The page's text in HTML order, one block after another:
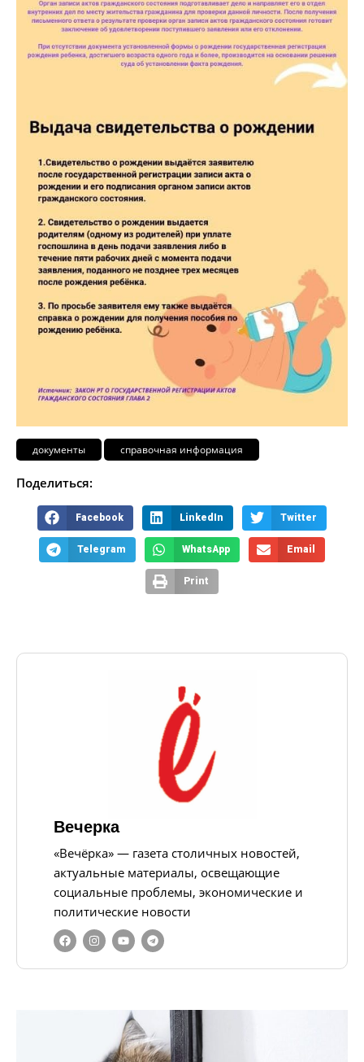
документы справочная информация
Поделиться:
Facebook LinkedIn Twitter
Telegram WhatsApp Email
Print
Вечерка
«Вечёрка» — газета столичных новостей,
актуальные материалы, освещающие
социальные проблемы, экономические и
политические новости